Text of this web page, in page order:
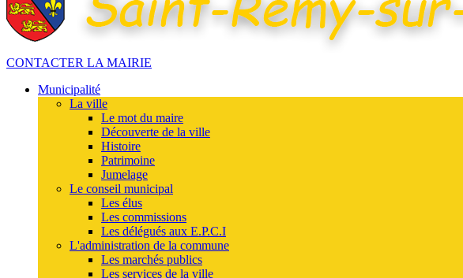
CONTACTER LA MAIRIE
Municipalité
La ville
Le mot du maire
Découverte de la ville
Histoire
Patrimoine
Jumelage
Le conseil municipal
Les élus
Les commissions
Les délégués aux E.P.C.I
L'administration de la commune
Les marchés publics
Les services de la ville